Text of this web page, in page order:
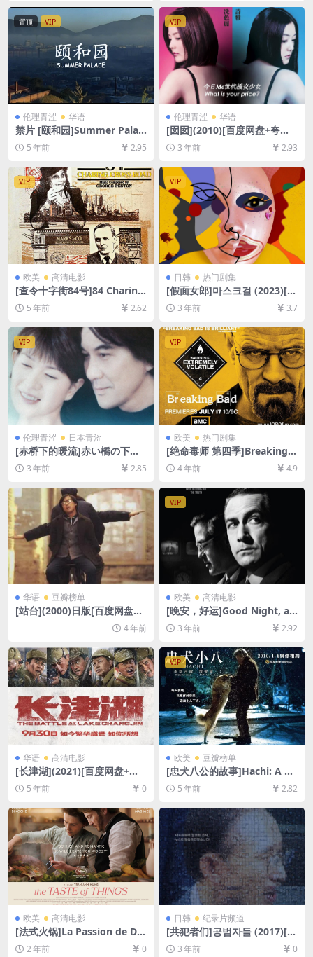
码）】
幕]
置顶 VIP
伦理青涩 华语
禁片 [颐和园]Summer Palac
e(2006)[百度网盘+夸克网盘
+迅雷云盘资源未删减1080P
高清][MP4/7GB][中英字幕]
5 年前 2.95
VIP
伦理青涩 华语
[囡囡](2010)[百度网盘+夸克
网盘1080P超清未删减资源]
[网盘在线播放/下载][MP4/5.
6GB][粤语中字]
3 年前 2.93
VIP
欧美 高清电影
[查令十字街84号]84 Charing
Cross Road (1987)[百度网盘
+迅雷云盘资源1080P超清未
删减][MP4/5.8GB][中英字幕]
5 年前 2.62
VIP
日韩 热门剧集
[假面女郎]마스크걸 (2023)[百
度网盘+夸克网盘1080P超清
未删减资源][网盘在线播放/下
载][MP4/11GB][韩语中字]
3 年前 3.7
VIP
伦理青涩 日本青涩
[赤桥下的暖流]赤い橋の下の
ぬるい水 (2001)[百度网盘+迅
雷云盘资源1080P超清未删减]
3 年前 2.85
VIP
欧美 热门剧集
[绝命毒师 第四季]Breaking B
ad Season 4 (2011)[百度网
盘+夸克网盘1080P超清未删
[MP4/37GB][中英字幕]
4 年前 4.9
华语 豆瓣榜单
[站台](2000)日版[百度网盘
+迅雷云盘资源1080P超清未
删减][MP4/7.8GB][中文字幕]
4 年前
VIP
欧美 高清电影
[晚安，好运]Good Night, an
d Good Luck. (2005)[百度网
盘+夸克网盘1080P超清未删
减资源][网盘在线播放/下载]
[MP4/6GB][中英字幕]
3 年前 2.92
华语 高清电影
[长津湖](2021)[百度网盘+迅
雷云盘资源1080P超清未删减]
[MP4/19GB][中英字幕]
5 年前 0
VIP
欧美 豆瓣榜单
[忠犬八公的故事]Hachi: A Do
g’s Tale (2009)[百度网盘+迅
雷云盘资源1080P超清未删减]
[MP4/5.9GB][中英字幕]
5 年前 2.82
欧美 高清电影
[法式火锅]La Passion de Do
din Bouffant (2023)[百度网
盘+夸克网盘1080P超清未删
2 年前 0
日韩 纪录片频道
[共犯者们]공범자들 (2017)[百
度网盘+夸克网盘1080P超清
未删减资源][网盘在线播放/下
3 年前 0